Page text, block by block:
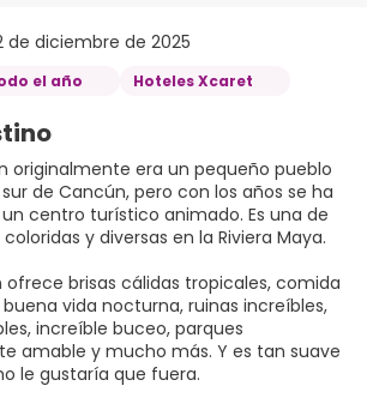
de diciembre de 2025
el año Hoteles Xcaret
originalmente era un pequeño pueblo
de Cancún, pero con los años se ha
centro turístico animado. Es una de
y diversas en la Riviera Maya.
ofrece brisas cálidas tropicales, comida
vida nocturna, ruinas increíbles,
increíble buceo, parques
amable y mucho más. Y es tan suave
le gustaría que fuera.